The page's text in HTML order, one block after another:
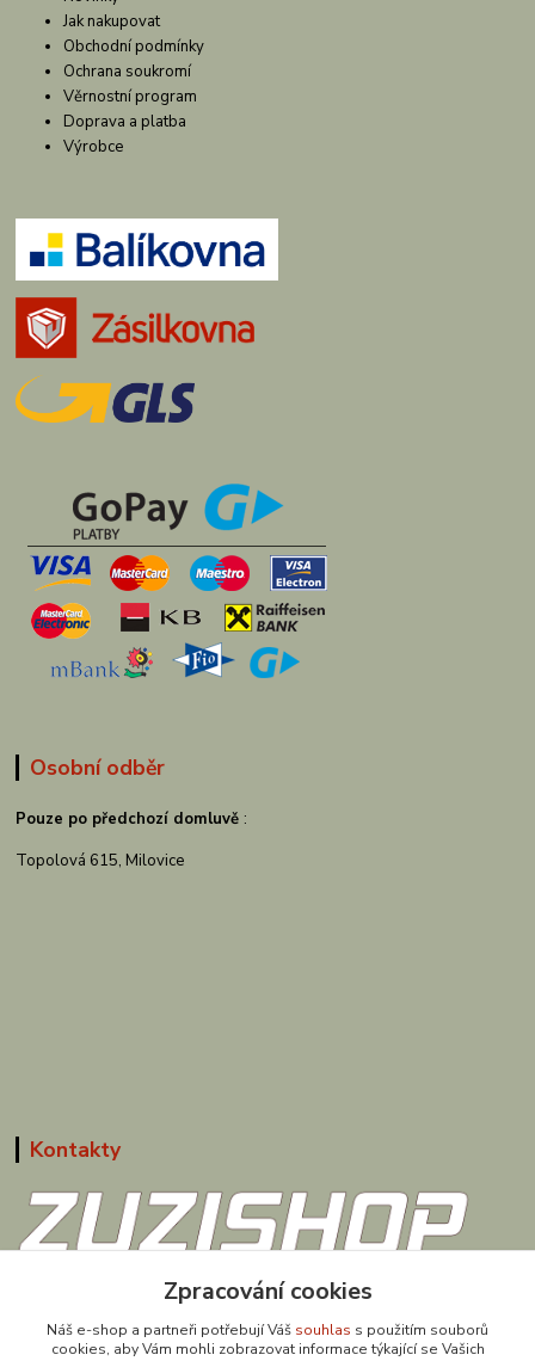
Jak nakupovat
Obchodní podmínky
Ochrana soukromí
Věrnostní program
Doprava a platba
Výrobce
Osobní odběr
Pouze po předchozí domluvě :
Topolová 615, Milovice
Kontakty
Zpracování cookies
Náš e-shop a partneři potřebují Váš souhlas s použitím souborů
cookies, aby Vám mohli zobrazovat informace týkající se Vašich